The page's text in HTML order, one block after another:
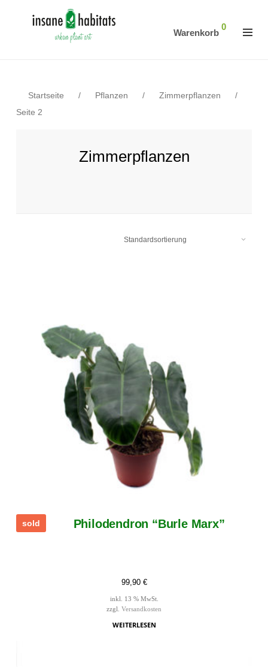
Warenkorb
0
Startseite / Pflanzen / Zimmerpflanzen
/
Seite 2
Zimmerpflanzen
sold Philodendron “Burle Marx”
99,90 €
inkl. 13 % MwSt.
zzgl. Versandkosten
WEITERLESEN